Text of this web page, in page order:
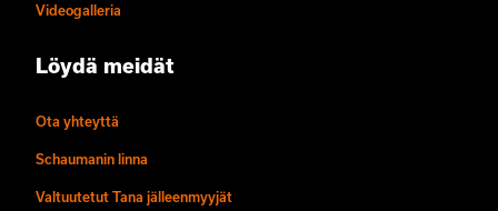
Videogalleria
Löydä meidät
Ota yhteyttä
Schaumanin linna
Valtuutetut Tana jälleenmyyjät